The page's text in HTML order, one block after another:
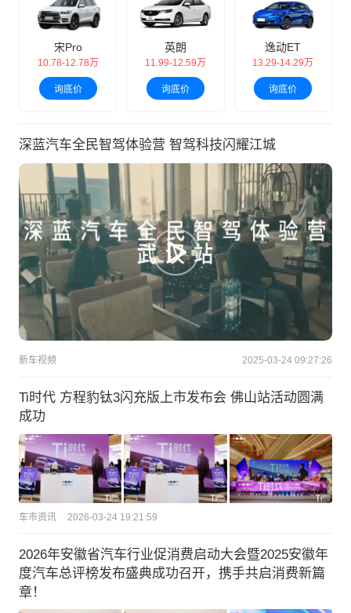
宋Pro
10.78-12.78万
询底价
英朗
11.99-12.59万
询底价
逸动ET
13.29-14.29万
询底价
深蓝汽车全民智驾体验营 智驾科技闪耀江城
新车视频 2025-03-24 09:27:26
Ti时代 方程豹钛3闪充版上市发布会 佛山站活动圆满
成功
车市资讯 2026-03-24 19:21:59
2026年安徽省汽车行业促消费启动大会暨2025安徽年
度汽车总评榜发布盛典成功召开，携手共启消费新篇
章！